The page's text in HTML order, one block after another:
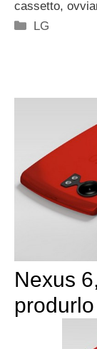
cassetto,
Categorie
LG
Nexus
produrlo